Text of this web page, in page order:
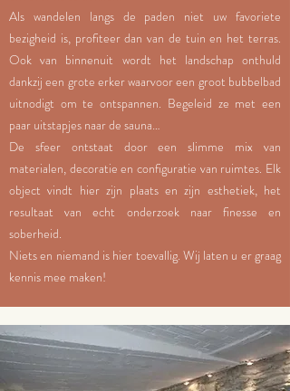
Als wandelen langs de paden niet uw favoriete
bezigheid is, profiteer dan van de tuin en het terras.
Ook van binnenuit wordt het landschap onthuld
dankzij een grote erker waarvoor een groot bubbelbad
uitnodigt om te ontspannen. Begeleid ze met een
paar uitstapjes naar de sauna…
De sfeer ontstaat door een slimme mix van
materialen, decoratie en configuratie van ruimtes. Elk
object vindt hier zijn plaats en zijn esthetiek, het
resultaat van echt onderzoek naar finesse en
soberheid.
Niets en niemand is hier toevallig. Wij laten u er graag
kennis mee maken!